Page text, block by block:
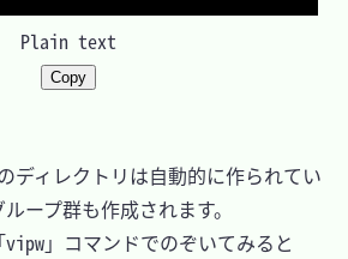
Plain text
Copy
ディレクトリは自動的に作られてい
ープ群も作成されます。
」コマンドでのぞいてみると